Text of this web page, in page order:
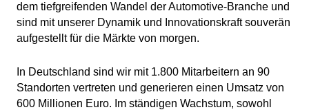
dem tiefgreifenden Wandel der Automotive-Branche und
sind mit unserer Dynamik und Innovationskraft souverän
aufgestellt für die Märkte von morgen.
In Deutschland sind wir mit 1.800 Mitarbeitern an 90
Standorten vertreten und generieren einen Umsatz von
600 Millionen Euro. Im ständigen Wachstum, sowohl